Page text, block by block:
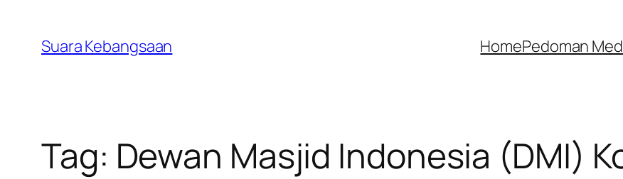
konten
Suara Kebangsaan HomePedoman
Tag: Dewan Masjid Indonesia (DMI)